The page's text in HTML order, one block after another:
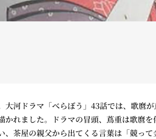
河ドラマ「べらぼう」43話では、歌麿
かれました。ドラマの冒頭、蔦重は歌麿
、茶屋の親父から出てくる言葉は「競っ